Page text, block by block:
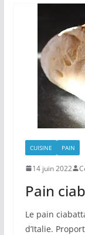
CUISINE PAIN
14 juin 2022
Pain
Le pain
d’Italie.